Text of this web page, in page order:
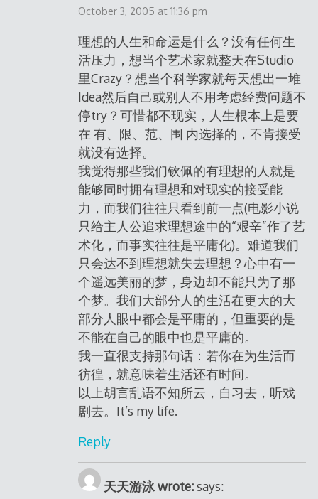
October 3, 2005 at 11:36 pm
理想的人生和命运是什么？没有任何生
活压力，想当个艺术家就整天在Studio
里Crazy？想当个科学家就每天想出一堆
Idea然后自己或别人不用考虑经费问题不
停try？可惜都不现实，人生根本上是要
在 有、限、范、围 内选择的，不肯接受
就没有选择。
我觉得那些我们钦佩的有理想的人就是
能够同时拥有理想和对现实的接受能
力，而我们往往只看到前一点(电影小说
只给主人公追求理想途中的“艰辛”作了艺
术化，而事实往往是平庸化)。难道我们
只会达不到理想就失去理想？心中有一
个遥远美丽的梦，身边却不能只为了那
个梦。我们大部分人的生活在更大的大
部分人眼中都会是平庸的，但重要的是
不能在自己的眼中也是平庸的。
我一直很支持那句话：若你在为生活而
彷徨，就意味着生活还有时间。
以上胡言乱语不知所云，自习去，听戏
剧去。It’s my life.
Reply
天天游泳 wrote: says: